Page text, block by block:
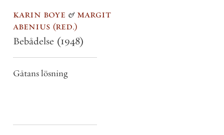
karin boye & margit
abenius red.
Bebådelse (1948)
Gåtans lösning